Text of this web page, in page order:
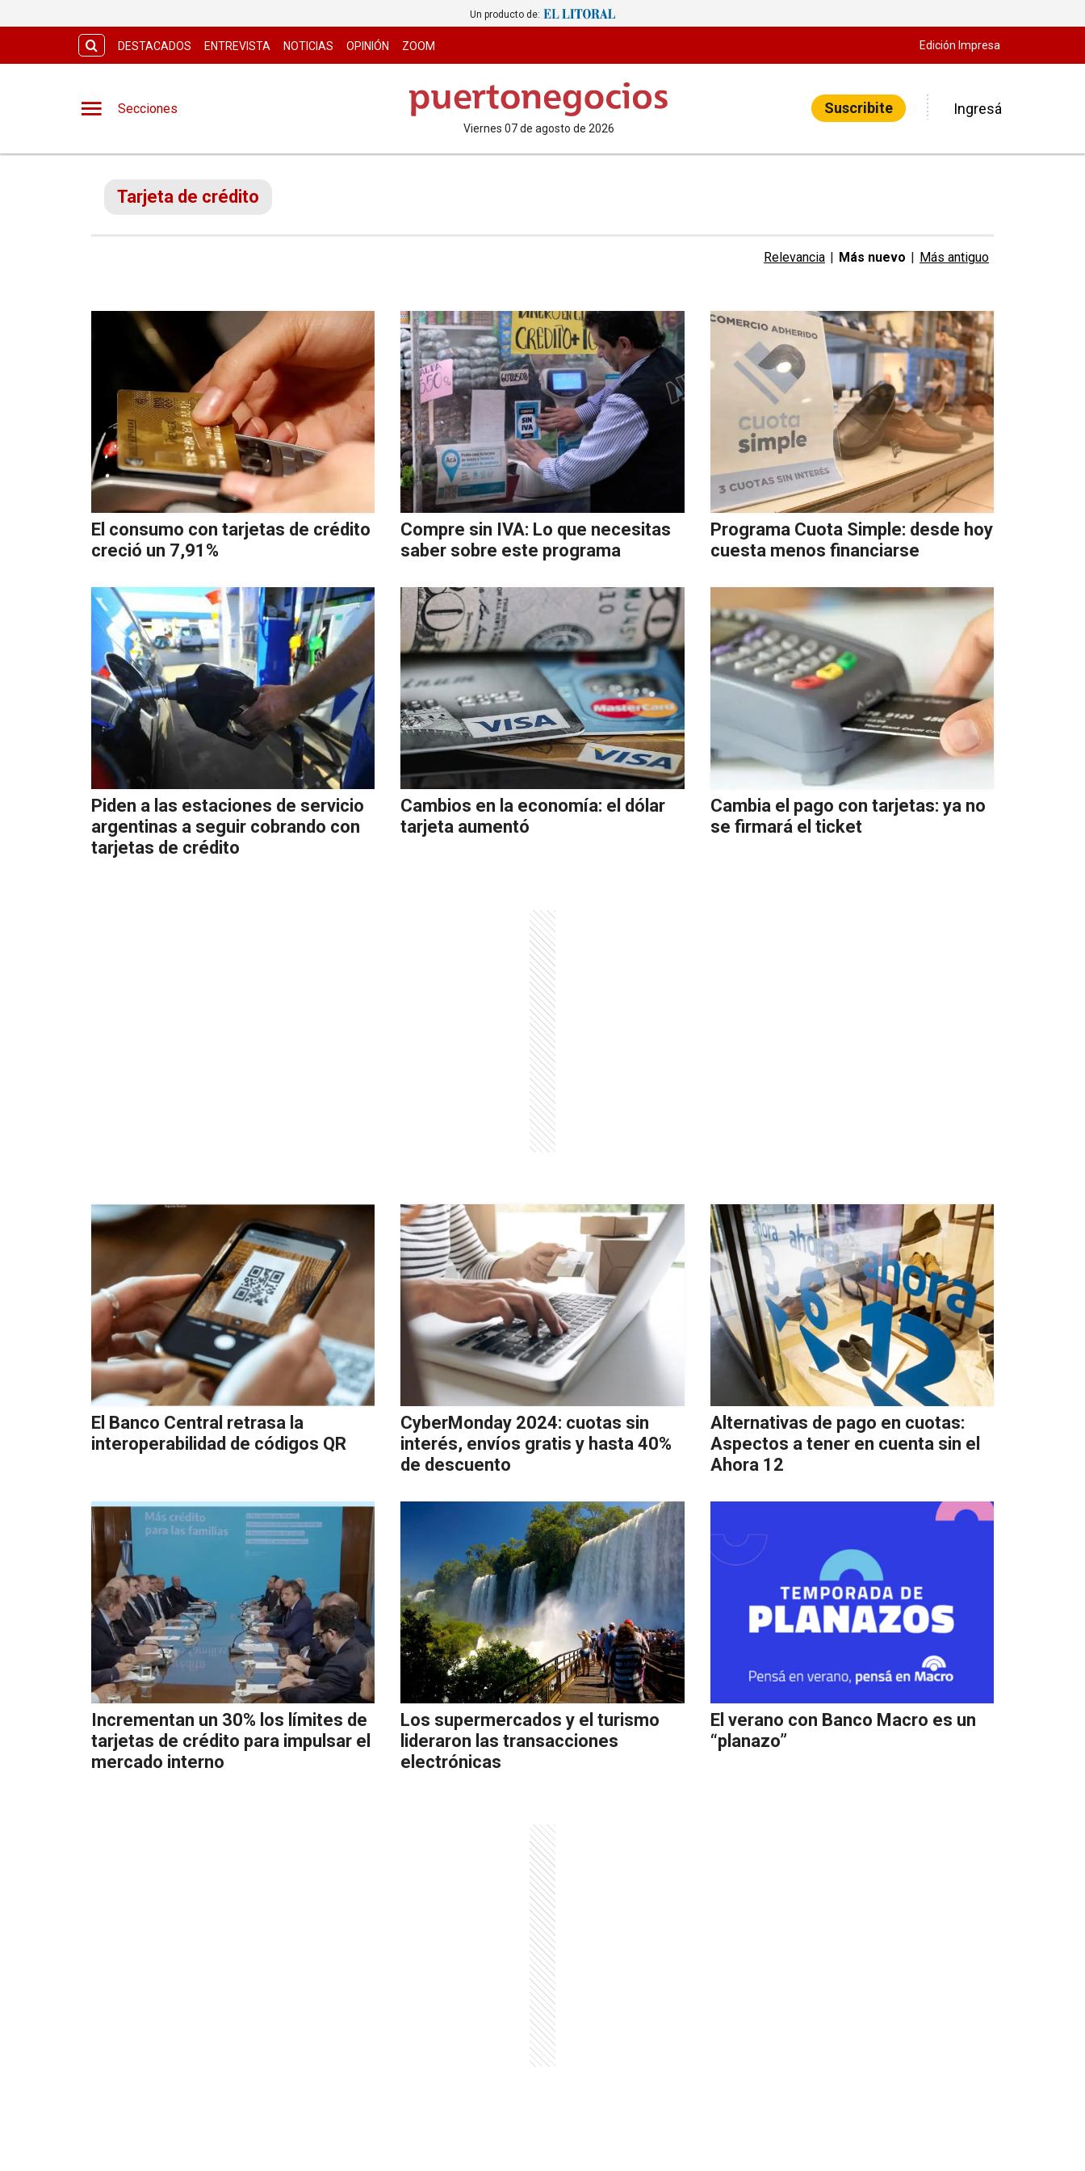
Un producto de:
DESTACADOS ENTREVISTA NOTICIAS OPINIÓN ZOOM Edición Impresa
Secciones
viernes 07 de agosto de 2026
Suscribite Ingresá
Tarjeta de crédito
Relevancia | Más nuevo | Más antiguo
El consumo con tarjetas de crédito
creció un 7,91%
Compre sin IVA: Lo que necesitas
saber sobre este programa
Programa Cuota Simple: desde hoy
cuesta menos financiarse
Piden a las estaciones de servicio
argentinas a seguir cobrando con
tarjetas de crédito
Cambios en la economía: el dólar
tarjeta aumentó
Cambia el pago con tarjetas: ya no
se firmará el ticket
El Banco Central retrasa la
interoperabilidad de códigos QR
CyberMonday 2024: cuotas sin
interés, envíos gratis y hasta 40%
de descuento
Alternativas de pago en cuotas:
Aspectos a tener en cuenta sin el
Ahora 12
Incrementan un 30% los límites de
tarjetas de crédito para impulsar el
mercado interno
Los supermercados y el turismo
lideraron las transacciones
electrónicas
El verano con Banco Macro es un
“planazo”